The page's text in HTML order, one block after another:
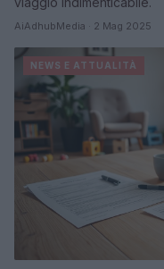
AiAdhubMedia · 2 Mag 2025
NEWS E ATTUALITÀ